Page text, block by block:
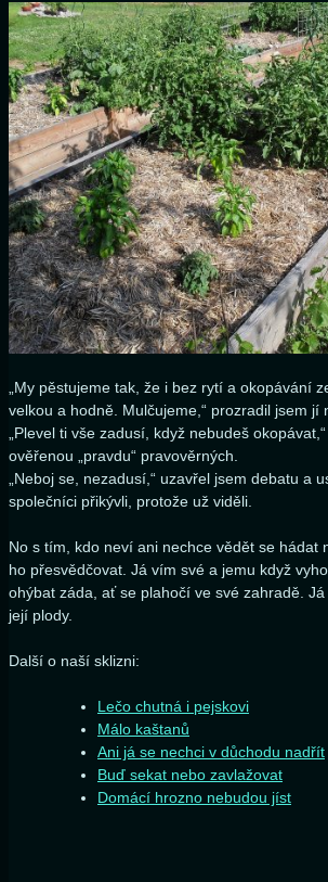
„My pěstujeme tak, že i bez rytí a okopávání
velkou a hodně. Mulčujeme,“ prozradil jsem jí
„Plevel ti vše zadusí, když nebudeš
ověřenou „pravdu“ pravověrných.
„Neboj se, nezadusí,“ uzavřel jsem debatu a
společníci přikývli, protože už viděli.
No s tím, kdo neví ani nechce vědět se hádat
ho přesvědčovat. Já vím své a jemu když
ohýbat záda, ať se plahočí ve své zahradě.
její plody.
Další o naší sklizni:
Lečo chutná i pejskovi
Málo kaštanů
Ani já se nechci v důchodu nadřít
Buď sekat nebo zavlažovat
Domácí hrozno nebudou jíst